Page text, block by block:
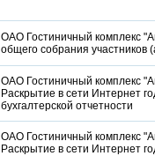
ОАО Гостиничный комплекс
общего собрания
ОАО Гостиничный комплекс
Раскрытие в сети Интернет
бухгалтерской отчетности
ОАО Гостиничный комплекс
Раскрытие в сети Интернет